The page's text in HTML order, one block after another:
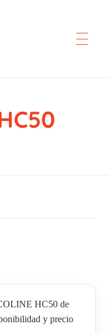
HC50 de
y precio